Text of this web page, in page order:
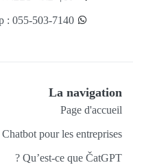
: 055-503-7140
La navigation
Page d'accueil
Chatbot pour les entreprises
Qu’est-ce que ČatGPT ?